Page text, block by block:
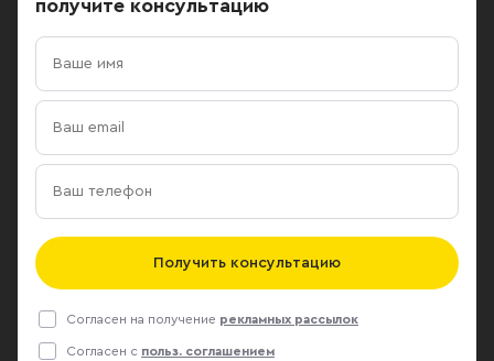
получите консультацию
Получить консультацию
Согласен на получение рекламных рассылок
Согласен с польз. соглашением